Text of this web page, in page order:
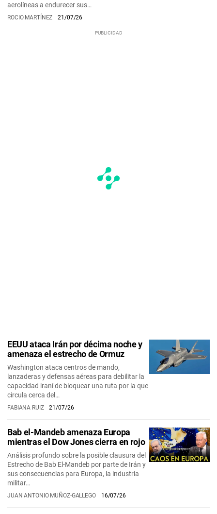
aerolíneas a endurecer sus…
ROCIO MARTÍNEZ 21/07/26
EEUU ataca Irán por décima noche y
amenaza el estrecho de Ormuz
Washington ataca centros de mando,
lanzaderas y defensas aéreas para debilitar la
capacidad iraní de bloquear una ruta por la que
circula cerca del…
FABIANA RUIZ 21/07/26
Bab el-Mandeb amenaza Europa
mientras el Dow Jones cierra en rojo
Análisis profundo sobre la posible clausura del
Estrecho de Bab El-Mandeb por parte de Irán y
sus consecuencias para Europa, la industria
militar…
JUAN ANTONIO MUÑOZ-GALLEGO 16/07/26